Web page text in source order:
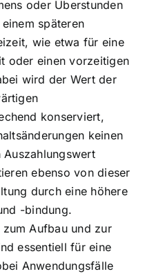
oder Überstunden
späteren
wie etwa für eine
oder einen vorzeitigen
wird der Wert der
konserviert,
keinen
ebenso von dieser
durch eine höhere
-bindung.
zum Aufbau und zur
essentiell für eine
Anwendungsfälle